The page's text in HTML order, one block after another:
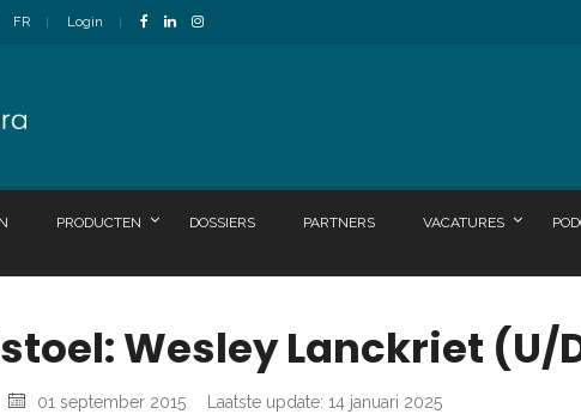
FR Login
PRODUCTEN DOSSIERS PARTNERS VACATURES
Wesley Lanckriet
01 september 2015 Laatste update: 14 januari 2025